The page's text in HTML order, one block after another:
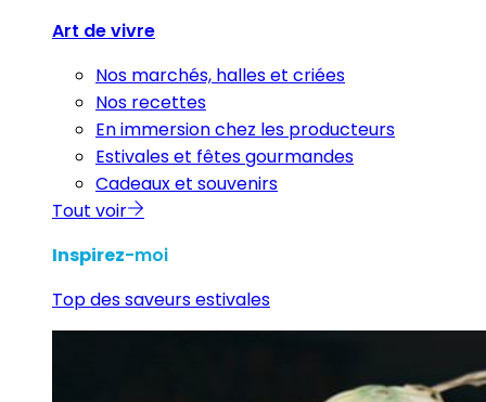
Art de vivre
Nos marchés, halles et criées
Nos recettes
En immersion chez les producteurs
Estivales et fêtes gourmandes
Cadeaux et souvenirs
Tout voir
Inspirez-moi
Top des saveurs estivales